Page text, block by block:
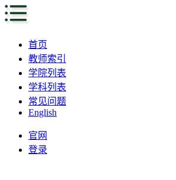
首页
教师索引
学院列表
学科列表
常见问题
English
官网
登录